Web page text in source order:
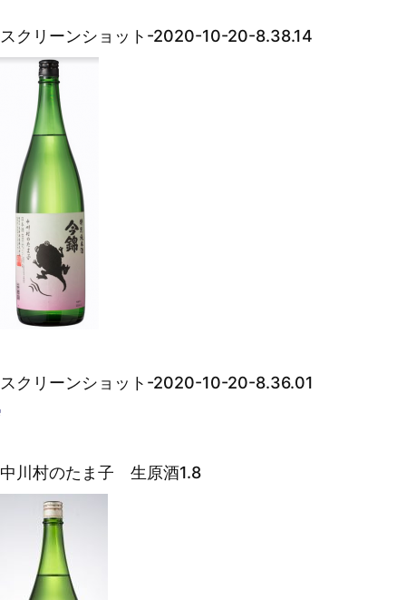
スクリーンショット-2020-10-20-8.38.14
スクリーンショット-2020-10-20-8.36.01
中川村のたま子 生原酒1.8